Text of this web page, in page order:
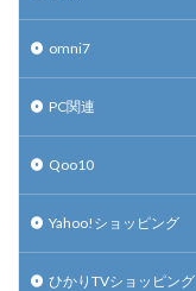
omni7
PC関連
Qoo10
Yahoo!ショッピング
ひかりTVショッピング